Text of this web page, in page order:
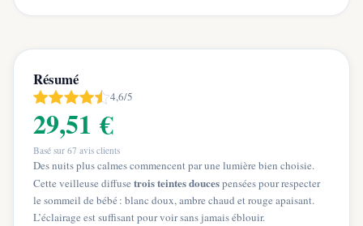
Résumé
4,6/5
29,51 €
Basé sur 67 avis clients
Des nuits plus calmes commencent par une lumière bien choisie.
Cette veilleuse diffuse trois teintes doucespensées pour respecter
le sommeil de bébé : blanc doux, ambre chaud et rouge apaisant.
L’éclairage est suffisant pour voir sans jamais éblouir.